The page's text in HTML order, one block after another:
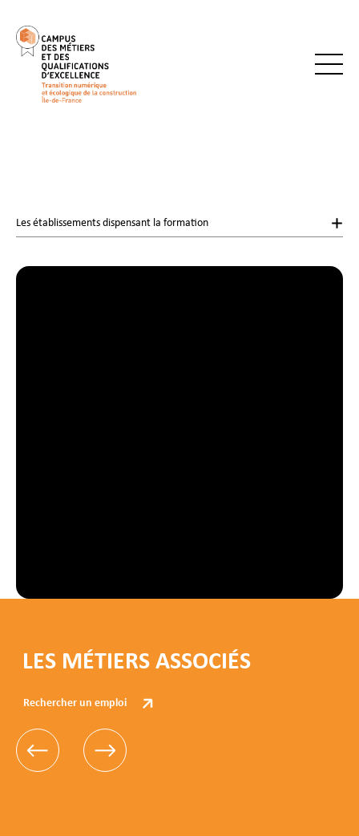
Les établissements dispensant la formation
LES MÉTIERS ASSOCIÉS
Rechercher un emploi